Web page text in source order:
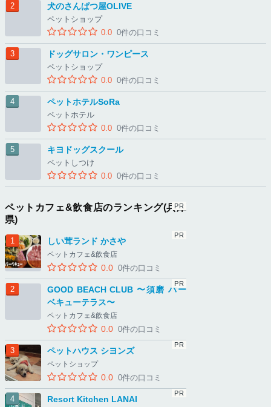
犬のさんぱつ屋OLIVE
ペットショップ
0.0 0件の口コミ
ドッグサロン・ワンピース
ペットショップ
0.0 0件の口コミ
ペットホテルSoRa
ペットホテル
0.0 0件の口コミ
キヨドッグスクール
ペットしつけ
0.0 0件の口コミ
ペットカフェ&飲食店のランキング(兵庫
県)
しい茸ランド かさや
ペットカフェ&飲食店
0.0 0件の口コミ
GOOD BEACH CLUB 〜須磨 バー
ベキューテラス〜
ペットカフェ&飲食店
0.0 0件の口コミ
ペットハウス シヨンズ
ペットショップ
0.0 0件の口コミ
Resort Kitchen LANAI